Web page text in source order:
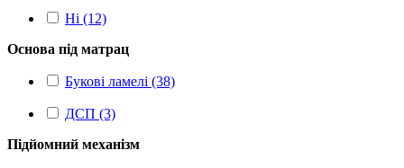
Ні (12)
Основа під матрац
Букові ламелі (38)
ДСП (3)
Підйомний механізм